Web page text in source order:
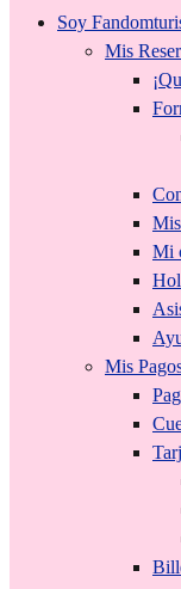
Soy
Mis
Mi
Mis